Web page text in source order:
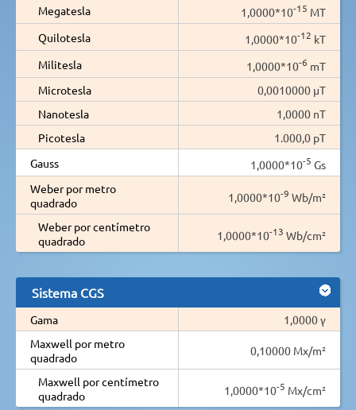
Megatesla
1,0000*10-15 MT
Quilotesla
1,0000*10-12 kT
Militesla
1,0000*10-6 mT
Microtesla
0,0010000 µT
Nanotesla
1,0000 nT
Picotesla
1.000,0 pT
Gauss
1,0000*10-5 Gs
Weber por metro
quadrado
1,0000*10-9 Wb/m²
Weber por centímetro
quadrado
1,0000*10-13 Wb/cm²
Sistema CGS
Gama
1,0000 γ
Maxwell por metro
quadrado
0,10000 Mx/m²
Maxwell por centímetro
quadrado
1,0000*10-5 Mx/cm²